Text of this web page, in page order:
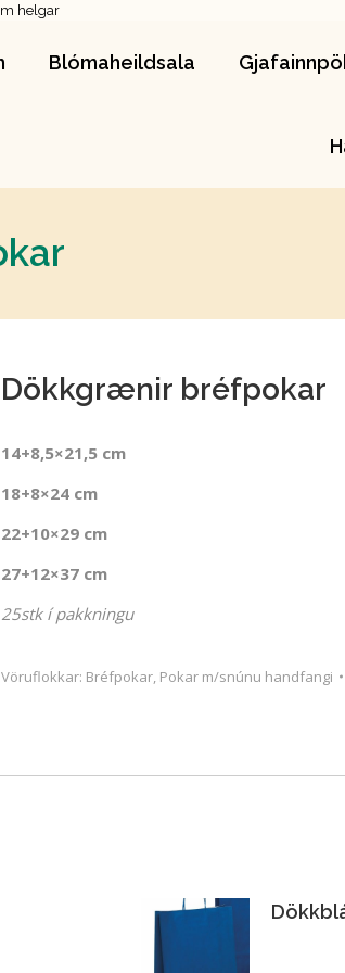
helgar
Blómaheildsala
Dökkgrænir bréfpokar
14+8,5×21,5 cm
18+8×24 cm
22+10×29 cm
27+12×37 cm
25stk í pakkningu
Vöruflokkar: Bréfpokar, Pokar m/snúnu handfangi